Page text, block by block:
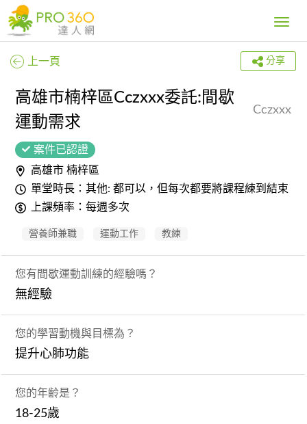
Toggle
上一頁 分享
高雄市楠梓區Cczxxx委託:間歇
運動需求
Cczxxx
案件已認證
高雄市 楠梓區
單堂時長：其他: 都可以，但每次都要將課程練到結束
上課頻率：每週多次
營養師兼職 運動工作 教練
您有間歇運動訓練的經驗嗎？
無經驗
您的學習動機與目標為？
提升心肺功能
您的年齡是？
18-25歲